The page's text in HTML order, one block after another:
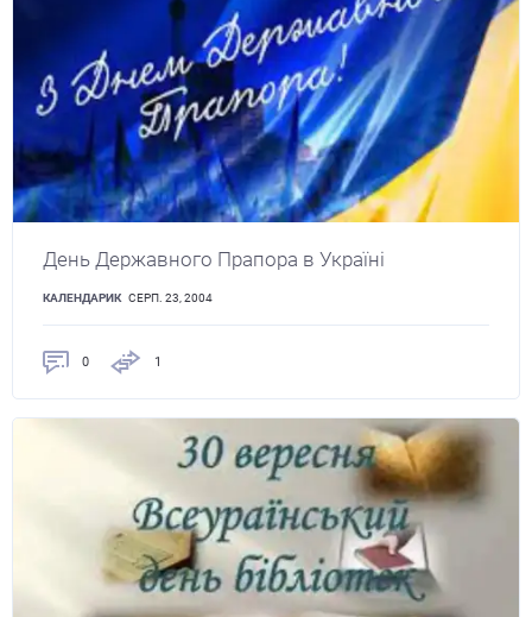
День Державного Прапора в Україні
КАЛЕНДАРИК СЕРП. 23, 2004
0 1